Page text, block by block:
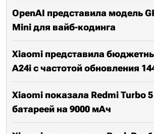
OpenAI представила модель
Mini для вайб-кодинга
Xiaomi представила
A24i с частотой обновления
Xiaomi показала Redmi Turbo
батареей на 9000 мАч